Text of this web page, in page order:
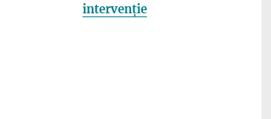
intervenție